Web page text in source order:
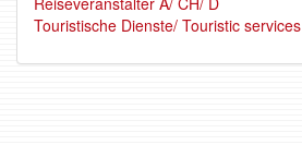
Touristische Dienste/ Touristic services